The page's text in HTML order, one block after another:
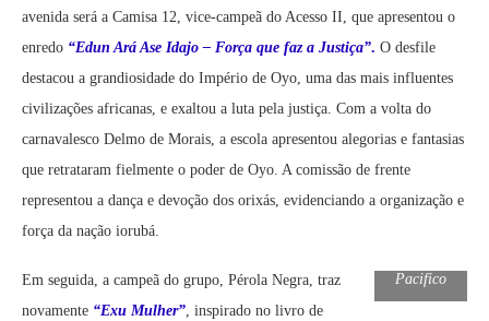
avenida será a Camisa 12, vice-campeã do Acesso II, que apresentou o
enredo “Edun Ará Ase Idajo – Força que faz a Justiça”. O desfile
destacou a grandiosidade do Império de Oyo, uma das mais influentes
civilizações africanas, e exaltou a luta pela justiça. Com a volta do
carnavalesco Delmo de Morais, a escola apresentou alegorias e fantasias
que retrataram fielmente o poder de Oyo. A comissão de frente
representou a dança e devoção dos orixás, evidenciando a organização e
força da nação iorubá.
Pacifico
Em seguida, a campeã do grupo, Pérola Negra, traz
novamente “Exu Mulher”, inspirado no livro de